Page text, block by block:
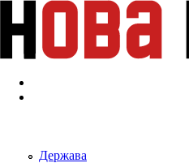
Перейти к основному содержанию
Держава